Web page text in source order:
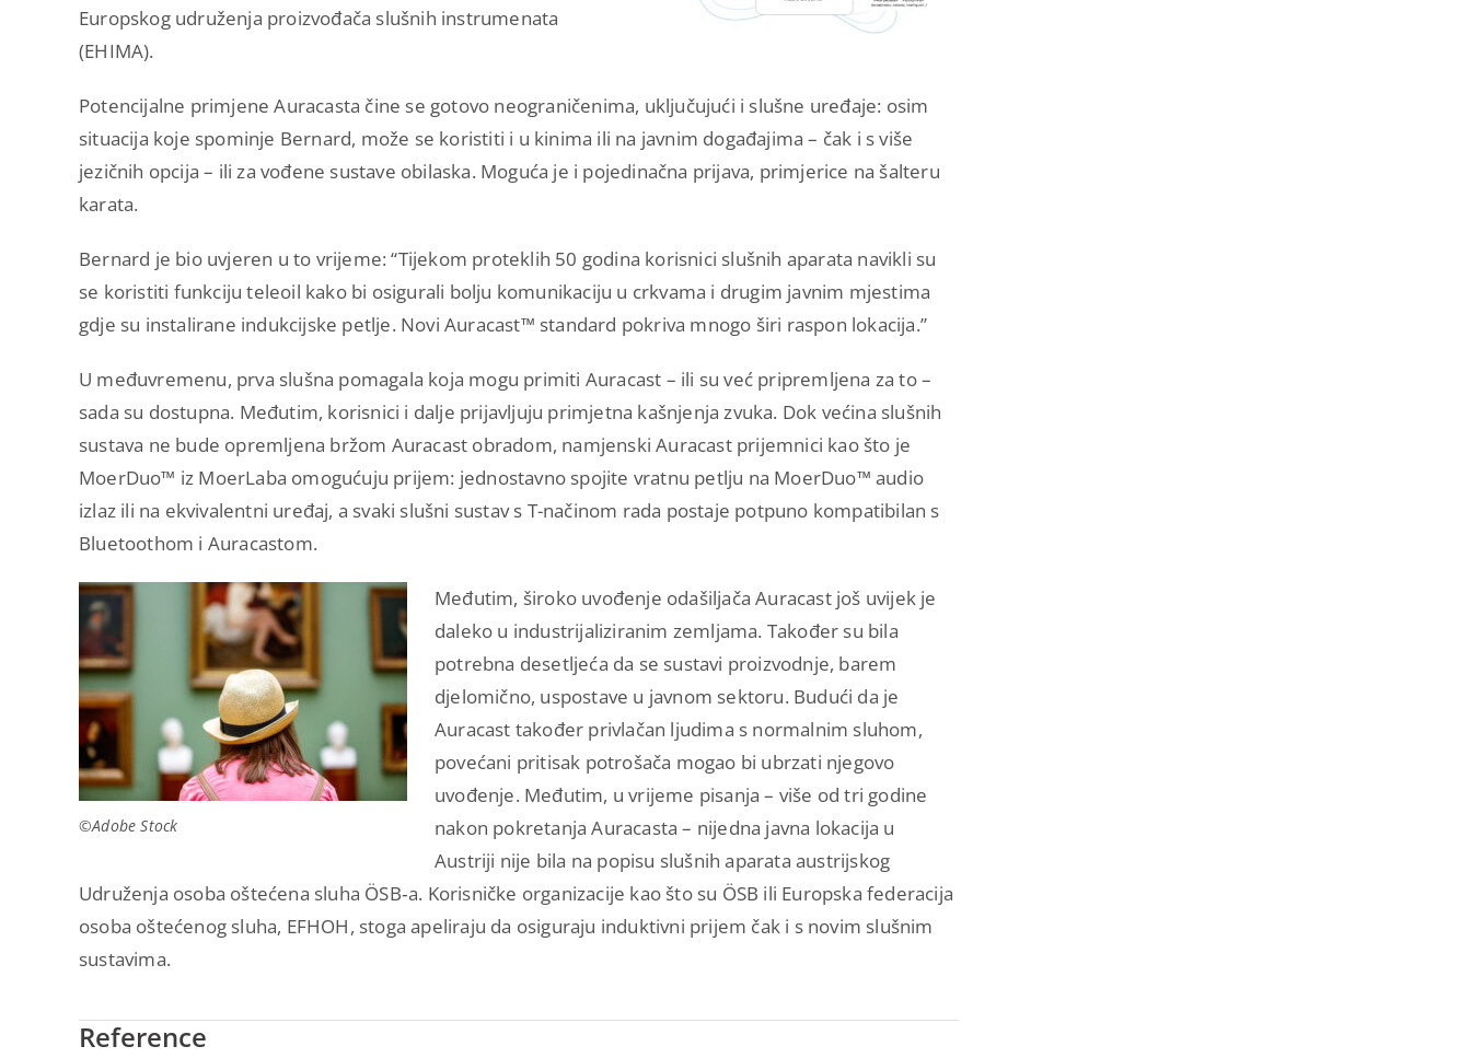
Europskog udruženja proizvođača slušnih instrumenata
(EHIMA).
Potencijalne primjene Auracasta čine se gotovo neograničenima, uključujući i slušne uređaje: osim
situacija koje spominje Bernard, može se koristiti i u kinima ili na javnim događajima – čak i s više
jezičnih opcija – ili za vođene sustave obilaska. Moguća je i pojedinačna prijava, primjerice na šalteru
karata.
Bernard je bio uvjeren u to vrijeme: “Tijekom proteklih 50 godina korisnici slušnih aparata navikli su
se koristiti funkciju teleoil kako bi osigurali bolju komunikaciju u crkvama i drugim javnim mjestima
gdje su instalirane indukcijske petlje. Novi Auracast™ standard pokriva mnogo širi raspon lokacija.”
U međuvremenu, prva slušna pomagala koja mogu primiti Auracast – ili su već pripremljena za to –
sada su dostupna. Međutim, korisnici i dalje prijavljuju primjetna kašnjenja zvuka. Dok većina slušnih
sustava ne bude opremljena bržom Auracast obradom, namjenski Auracast prijemnici kao što je
MoerDuo™ iz MoerLaba omogućuju prijem: jednostavno spojite vratnu petlju na MoerDuo™ audio
izlaz ili na ekvivalentni uređaj, a svaki slušni sustav s T-načinom rada postaje potpuno kompatibilan s
Bluetoothom i Auracastom.
©Adobe Stock
Međutim, široko uvođenje odašiljača Auracast još uvijek je
daleko u industrijaliziranim zemljama. Također su bila
potrebna desetljeća da se sustavi proizvodnje, barem
djelomično, uspostave u javnom sektoru. Budući da je
Auracast također privlačan ljudima s normalnim sluhom,
povećani pritisak potrošača mogao bi ubrzati njegovo
uvođenje. Međutim, u vrijeme pisanja – više od tri godine
nakon pokretanja Auracasta – nijedna javna lokacija u
Austriji nije bila na popisu slušnih aparata austrijskog
Udruženja osoba oštećena sluha ÖSB‑a. Korisničke organizacije kao što su ÖSB ili Europska federacija
osoba oštećenog sluha, EFHOH, stoga apeliraju da osiguraju induktivni prijem čak i s novim slušnim
sustavima.
Reference